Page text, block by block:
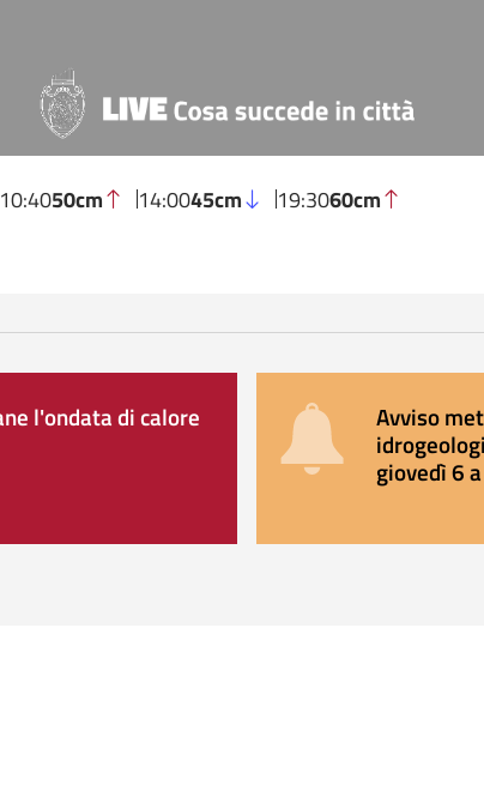
10:4050cm 14:0045cm 19:3060cm
l'ondata di calore Avviso
giovedì 6